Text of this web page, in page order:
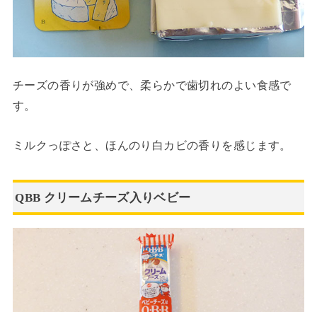
チーズの香りが強めで、柔らかで歯切れのよい食感で
す。
ミルクっぽさと、ほんのり白カビの香りを感じます。
QBB クリームチーズ入りベビー